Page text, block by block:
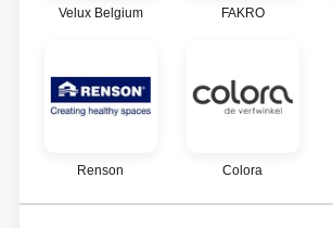
Velux Belgium FAKRO
Renson Colora